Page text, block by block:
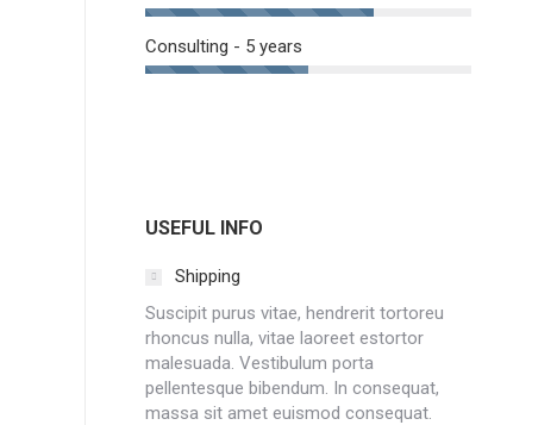
Consulting - 5 years
USEFUL INFO
Shipping
Suscipit purus vitae, hendrerit tortoreu
rhoncus nulla, vitae laoreet estortor
malesuada. Vestibulum porta
pellentesque bibendum. In consequat,
massa sit amet euismod consequat.